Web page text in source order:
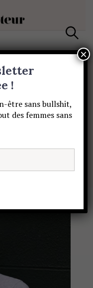
e
a
The
9 AOÛT 2021
!
être sans bullshit,
des femmes sans
×